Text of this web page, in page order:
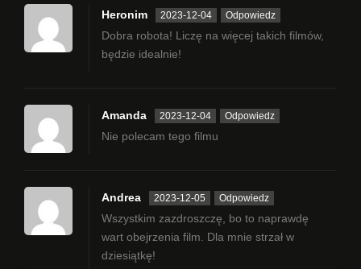
Heronim 2023-12-04 Odpowiedz
Dobra robota! Liczę na więcej takich filmów,
będzie idealnie!
Amanda 2023-12-04 Odpowiedz
Nie polecam tego filmu
Andrea 2023-12-05 Odpowiedz
Wszystkim zazdroszczę, bo to naprawdę
wart obejrzenia film. Dla mnie strzał w
dziesiątkę!